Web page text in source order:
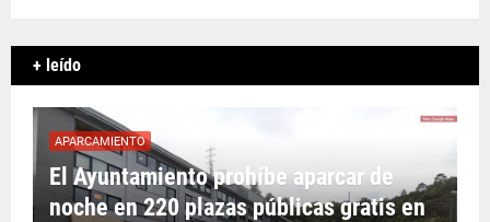
+ leído
APARCAMIENTO
El Ayuntamiento prohíbe aparcar de
noche en 220 plazas públicas gratis en